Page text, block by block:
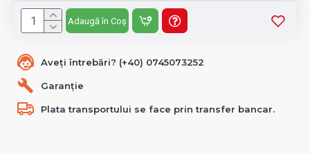
Aveți întrebări? (+40) 0745073252
Garanție
Plata transportului se face prin transfer bancar.
Adaugă în Coș